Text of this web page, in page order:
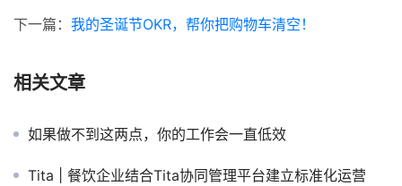
下一篇： 我的圣诞节OKR，帮你把购物车清空！
相关文章
如果做不到这两点，你的工作会一直低效
Tita | 餐饮企业结合Tita协同管理平台建立标准化运营